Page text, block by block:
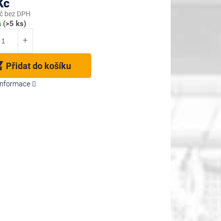
bez DPH
(>5 ks)
Přidat do košíku